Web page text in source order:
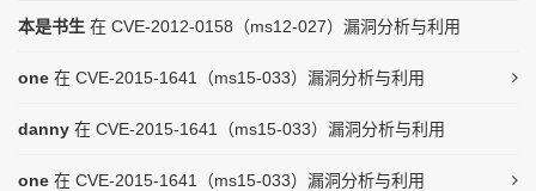
本是书生 在 CVE-2012-0158（ms12-027）漏洞分析与利用
one 在 CVE-2015-1641（ms15-033）漏洞分析与利用
danny 在 CVE-2015-1641（ms15-033）漏洞分析与利用
one 在 CVE-2015-1641（ms15-033）漏洞分析与利用